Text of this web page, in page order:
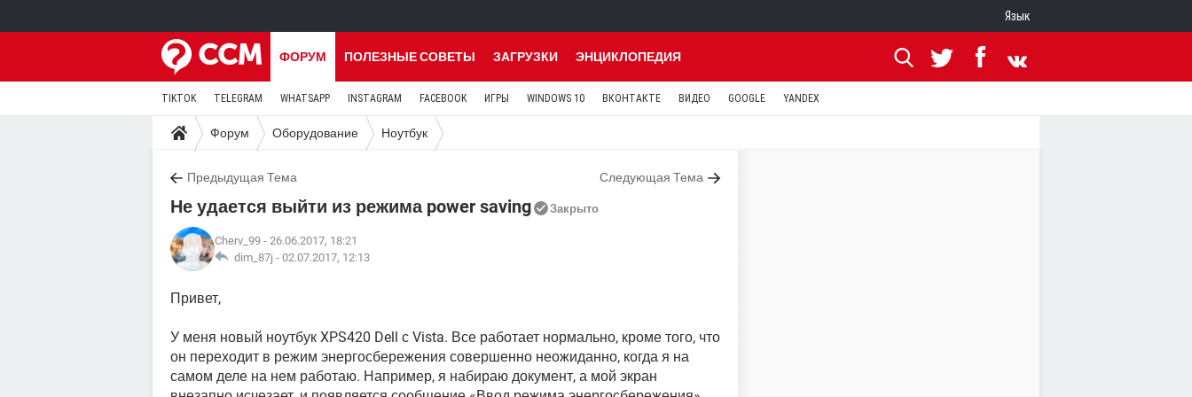
Язык
ФОРУМ ПОЛЕЗНЫЕ СОВЕТЫ ЗАГРУЗКИ ЭНЦИКЛОПЕДИЯ
TIKTOK TELEGRAM WHATSAPP INSTAGRAM FACEBOOK ИГРЫ WINDOWS 10 ВКОНТАКТЕ ВИДЕО GOOGLE YANDEX
Форум Оборудование Ноутбук
Предыдущая Тема Следующая Тема
Не удается выйти из режима power saving Закрыто
Cherv_99 - 26.06.2017, 18:21
dim_87j - 02.07.2017, 12:13
Привет,
У меня новый ноутбук XPS420 Dell с Vista. Все работает нормально, кроме того, что
он переходит в режим энергосбережения совершенно неожиданно, когда я на
самом деле на нем работаю. Например, я набираю документ, а мой экран